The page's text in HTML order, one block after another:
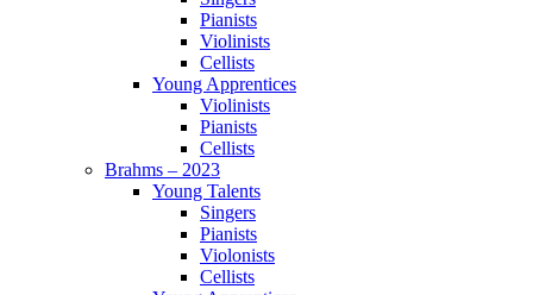
Pianists
Violinists
Cellists
Young Apprentices
Violinists
Pianists
Cellists
Brahms – 2023
Young Talents
Singers
Pianists
Violonists
Cellists